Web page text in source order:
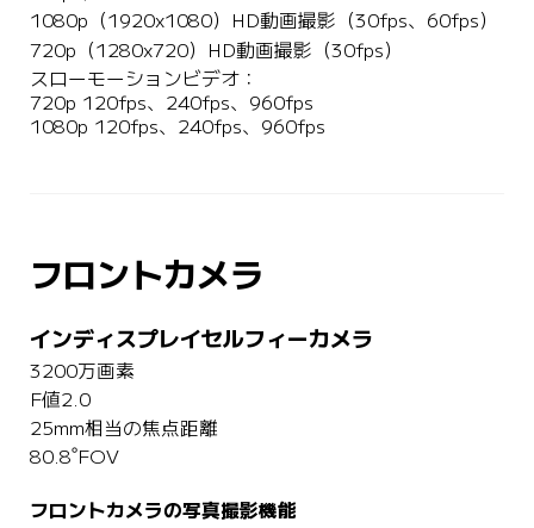
1080p（1920x1080）HD動画撮影（30fps、60fps）
720p（1280x720）HD動画撮影（30fps）
スローモーションビデオ：
720p 120fps、240fps、960fps
1080p 120fps、240fps、960fps
フロントカメラ
インディスプレイセルフィーカメラ
3200万画素
F値2.0
25mm相当の焦点距離
80.8˚FOV
フロントカメラの写真撮影機能